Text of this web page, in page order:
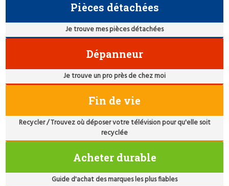
Pièces détachées
Je trouve mes pièces détachées
Dépanneur
Je trouve un pro près de chez moi
Fin de vie
Recycler / Trouvez où déposer votre télévision pour qu'elle soit
recyclée
Acheter durable
Guide d'achat des marques les plus fiables